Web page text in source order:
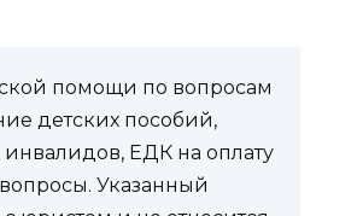
помощи по вопросам
детских пособий,
ЕДК на оплату
Указанный